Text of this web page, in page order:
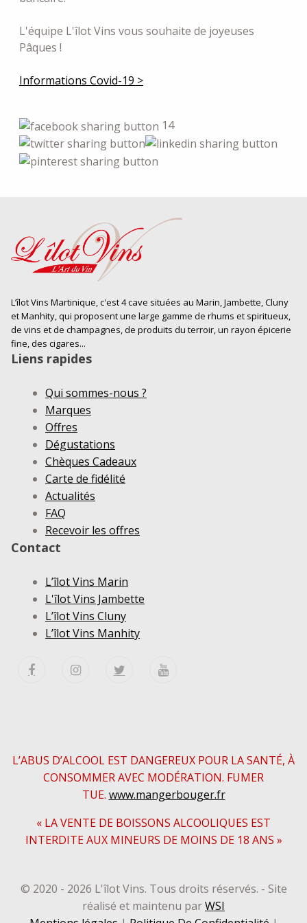
L'équipe L'îlot Vins vous souhaite de joyeuses
Pâques !
Informations Covid-19 >
14
L’îlot Vins Martinique, c'est 4 cave situées au Marin, Jambette, Cluny
et Manhity, qui proposent une large gamme de rhums et spiritueux,
de vins et de champagnes, de produits du terroir, un rayon épicerie
fine, des cigares...
Liens rapides
Qui sommes-nous ?
Marques
Offres
Dégustations
Chèques Cadeaux
Carte de fidélité
Actualités
FAQ
Recevoir les offres
Contact
L’îlot Vins Marin
L'îlot Vins Jambette
L’îlot Vins Cluny
L’îlot Vins Manhity
L’ABUS D’ALCOOL EST DANGEREUX POUR LA SANTÉ, À
CONSOMMER AVEC MODÉRATION. FUMER
TUE. www.mangerbouger.fr
« LA VENTE DE BOISSONS ALCOOLIQUES EST
INTERDITE AUX MINEURS DE MOINS DE 18 ANS »
© 2020 - 2026 L'îlot Vins. Tous droits réservés. - Site
réalisé et maintenu parWSI